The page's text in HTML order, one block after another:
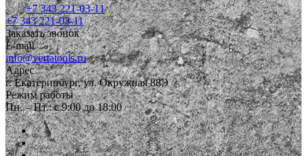
+7 343 221-03-11
+7 343 221-03-11
Заказать звонок
E-mail
info@vertatools.ru
Адрес
г. Екатеринбург, ул. Окружная 88Э
Режим работы
Пн. – Пт.: с 9:00 до 18:00